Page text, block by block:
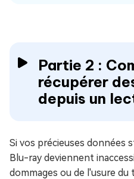
Partie 2 :
récupérer
depuis un
Si vos précieuses données
Blu-ray deviennent
dommages ou de l'usure du